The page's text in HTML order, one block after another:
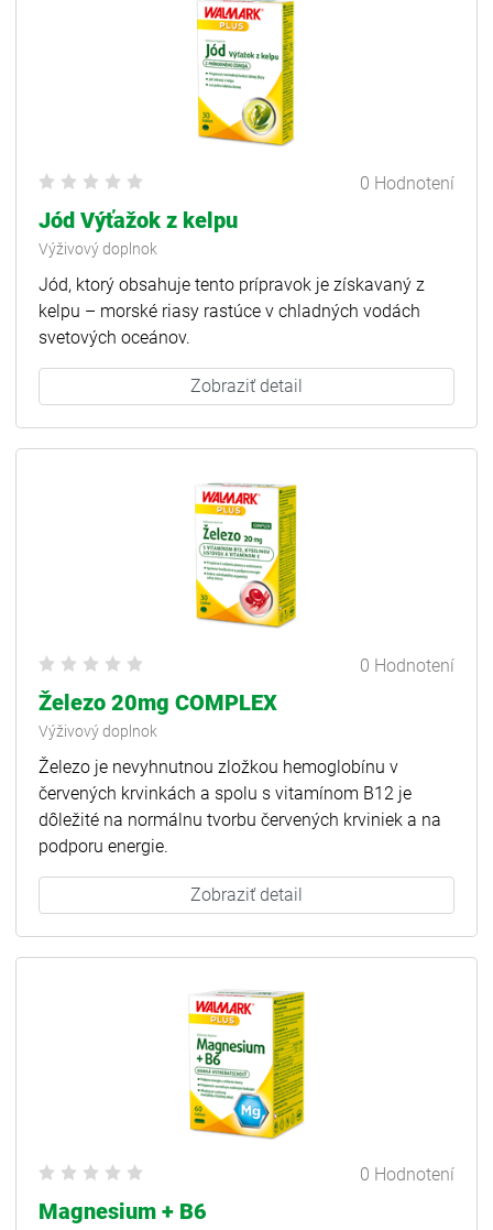
0 Hodnotení
Jód Výťažok z kelpu
Výživový doplnok
Jód, ktorý obsahuje tento prípravok je získavaný z
kelpu – morské riasy rastúce v chladných vodách
svetových oceánov.
Zobraziť detail
0 Hodnotení
Železo 20mg COMPLEX
Výživový doplnok
Železo je nevyhnutnou zložkou hemoglobínu v
červených krvinkách a spolu s vitamínom B12 je
dôležité na normálnu tvorbu červených krviniek a na
podporu energie.
Zobraziť detail
0 Hodnotení
Magnesium + B6